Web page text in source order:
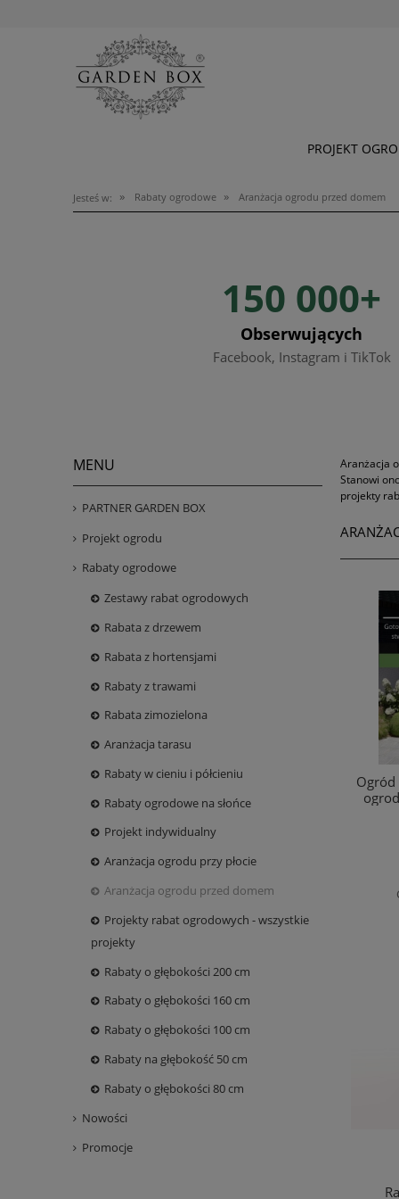
PROJEKT
Jesteś w: » Rabaty ogrodowe » Aranżacja ogrodu przed domem
150 000+
Obserwujących
Facebook, Instagram i TikTok
MENU
PARTNER GARDEN BOX
Projekt ogrodu
Rabaty ogrodowe
Zestawy rabat ogrodowych
Rabata z drzewem
Rabata z hortensjami
Rabaty z trawami
Rabata zimozielona
Aranżacja tarasu
Rabaty w cieniu i półcieniu
Rabaty ogrodowe na słońce
Projekt indywidualny
Aranżacja ogrodu przy płocie
Aranżacja ogrodu przed domem
Projekty rabat ogrodowych - wszystkie
projekty
Rabaty o głębokości 200 cm
Rabaty o głębokości 160 cm
Rabaty o głębokości 100 cm
Rabaty na głębokość 50 cm
Rabaty o głębokości 80 cm
Nowości
Promocje
Aranżacja
Stanowi
projekty
Ogród